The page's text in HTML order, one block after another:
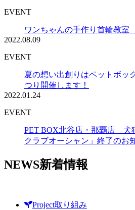
EVENT
ワンちゃんの手作り首輪教室
2022.08.09
EVENT
夏の想い出創りはペットボッ
つり開催します！
2022.01.24
EVENT
PET BOX北谷店・那覇店 犬
クラブオーシャン」終了のお
NEWS新着情報
Project取り組み